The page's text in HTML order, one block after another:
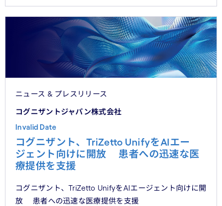
ニュース & プレスリリース
コグニザントジャパン株式会社
Invalid Date
コグニザント、TriZetto UnifyをAIエー
ジェント向けに開放 患者への迅速な医
療提供を支援
コグニザント、TriZetto UnifyをAIエージェント向けに開
放 患者への迅速な医療提供を支援